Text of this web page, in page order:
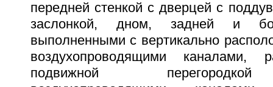
передней стенкой с дверцей с
заслонкой, дном, задней и
выполненными с вертикально
воздухопроводящими каналами,
подвижной